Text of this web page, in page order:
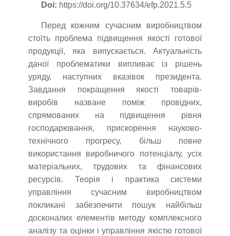
Doi: https://doi.org/10.37634/efp.2021.5.5
Перед кожним сучасним виробництвом
стоїть проблема підвищення якості готової
продукції, яка випускається. Актуальність
даної проблематики випливає із рішень
уряду, наступних вказівок президента.
Завдання покращення якості товарів-
виробів назване поміж провідних,
спрямованих на підвищення рівня
господарювання, прискорення науково-
технічного прогресу, більш повне
використання виробничого потенціалу, усіх
матеріальних, трудових та фінансових
ресурсів. Теорія і практика системи
управління сучасним виробництвом
покликані забезпечити пошук найбільш
досконалих елементів методу комплексного
аналізу та оцінки і управління якістю готової